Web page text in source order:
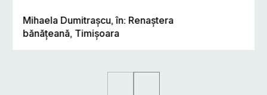
Mihaela Dumitraşcu, în: Renaştera
bănăţeană, Timişoara